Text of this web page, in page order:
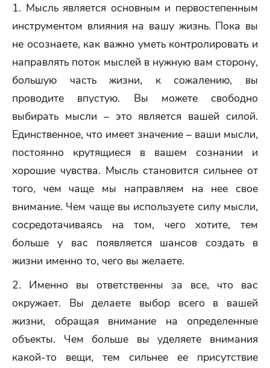
1. Мысль является основным и первостепенным
инструментом влияния на вашу жизнь. Пока вы
не осознаете, как важно уметь контролировать и
направлять поток мыслей в нужную вам сторону,
большую часть жизни, к сожалению, вы
проводите впустую. Вы можете свободно
выбирать мысли – это является вашей силой.
Единственное, что имеет значение – ваши мысли,
постоянно крутящиеся в вашем сознании и
хорошие чувства. Мысль становится сильнее от
того, чем чаще мы направляем на нее свое
внимание. Чем чаще вы используете силу мысли,
сосредотачиваясь на том, чего хотите, тем
больше у вас появляется шансов создать в
жизни именно то, чего вы желаете.
2. Именно вы ответственны за все, что вас
окружает. Вы делаете выбор всего в вашей
жизни, обращая внимание на определенные
объекты. Чем больше вы уделяете внимания
какой-то вещи, тем сильнее ее присутствие